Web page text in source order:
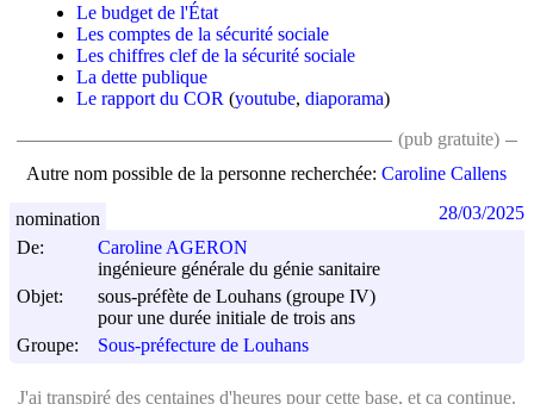
Le budget de l'État
Les comptes de la sécurité sociale
Les chiffres clef de la sécurité sociale
La dette publique
Le rapport du COR (youtube, diaporama)
(pub gratuite)
Autre nom possible de la personne recherchée: Caroline Callens
De:
Caroline AGERON
ingénieure générale du génie sanitaire
Objet:
sous-préfète de Louhans (groupe IV)
pour une durée initiale de trois ans
Groupe:
Sous-préfecture de Louhans
nomination 28/03/2025
J'ai transpiré des centaines d'heures pour cette base, et ca continue.